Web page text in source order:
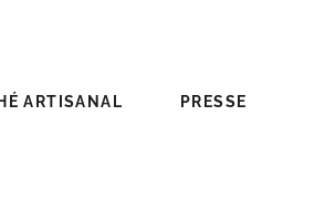
ARTISANAL PRESSE